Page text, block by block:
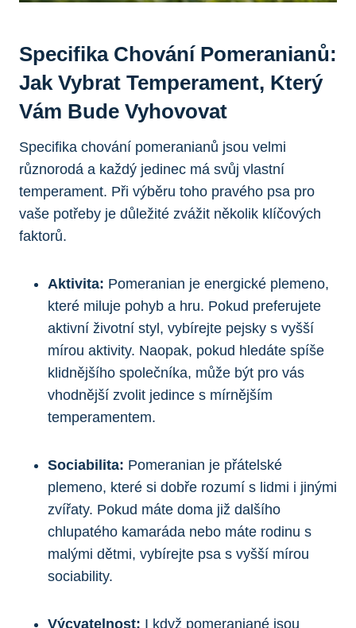
Specifika Chování Pomeranianů:
Jak Vybrat Temperament, Který⁢
Vám Bude Vyhovovat
Specifika chování‍ pomeranianů jsou velmi
různorodá a každý jedinec má ‍svůj vlastní
temperament. Při výběru toho pravého psa pro
vaše ⁤potřeby je důležité zvážit několik klíčových
faktorů.
Aktivita: ⁤Pomeranian je energické⁢ plemeno,
které miluje pohyb a hru. Pokud ⁤preferujete
aktivní životní styl, vybírejte pejsky s vyšší
mírou⁤ aktivity. Naopak, pokud hledáte spíše
klidnějšího ⁤společníka, může být pro vás
vhodnější zvolit jedince s ‍mírnějším
⁣temperamentem.
Sociabilita: ‍Pomeranian je přátelské
plemeno, které si dobře rozumí s lidmi i jinými
zvířaty. Pokud máte doma⁤ již ​dalšího⁣
chlupatého kamaráda nebo máte rodinu s
malými dětmi, vybírejte psa ​s vyšší mírou
sociability.
Výcvatelnost: I když ‌pomeraniané jsou